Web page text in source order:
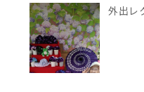
外出